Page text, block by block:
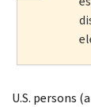
U.S. persons